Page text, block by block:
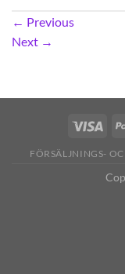
← Previous
Next →
FÖRSÄLJNINGS-